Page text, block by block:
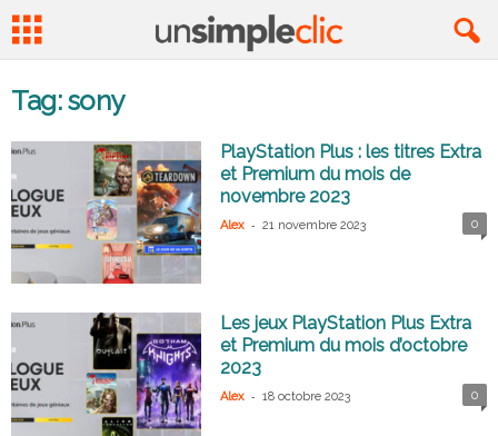
Tag: sony
PlayStation Plus : les titres Extra
et Premium du mois de
novembre 2023
Alex - 21 novembre 2023 0
Les jeux PlayStation Plus Extra
et Premium du mois d’octobre
2023
Alex - 18 octobre 2023 0